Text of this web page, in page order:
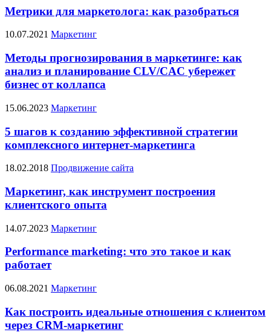
Метрики для маркетолога: как разобраться
10.07.2021 Маркетинг
Методы прогнозирования в маркетинге: как
анализ и планирование CLV/CAC убережет
бизнес от коллапса
15.06.2023 Маркетинг
5 шагов к созданию эффективной стратегии
комплексного интернет-маркетинга
18.02.2018 Продвижение сайта
Маркетинг, как инструмент построения
клиентского опыта
14.07.2023 Маркетинг
Performance marketing: что это такое и как
работает
06.08.2021 Маркетинг
Как построить идеальные отношения с клиентом
через CRM-маркетинг